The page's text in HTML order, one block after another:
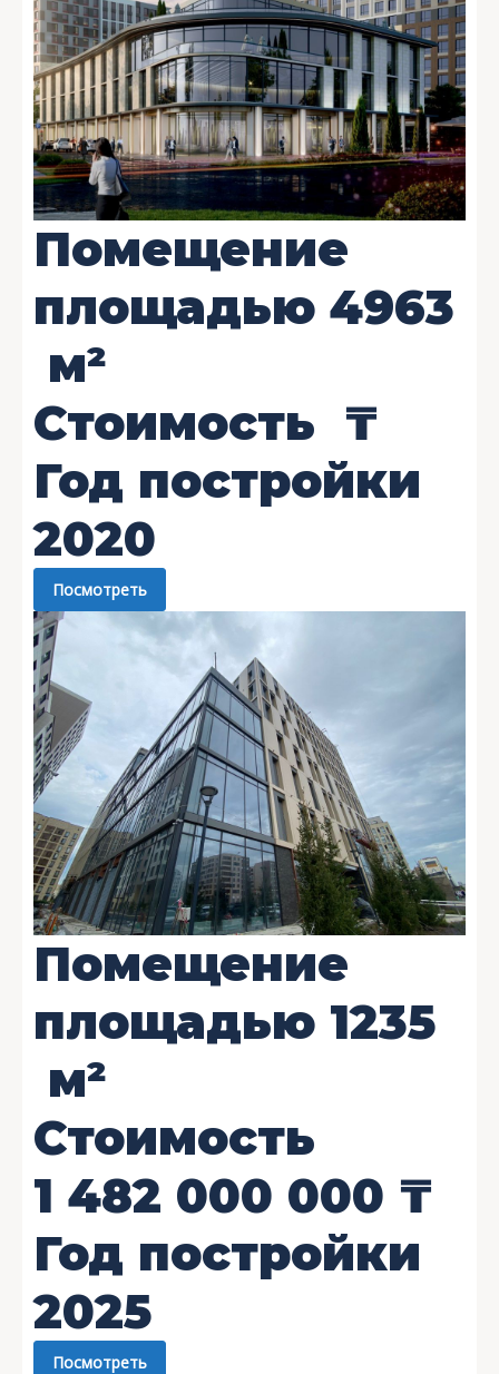
Помещение
площадью 4963
м²
Стоимость ₸
Год постройки
2020
Посмотреть
Помещение
площадью 1235
м²
Стоимость
1 482 000 000 ₸
Год постройки
2025
Посмотреть